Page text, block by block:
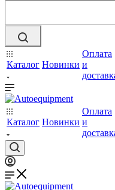
Каталог Новинки
Оплата
и
Каталог Новинки
Оплата
и